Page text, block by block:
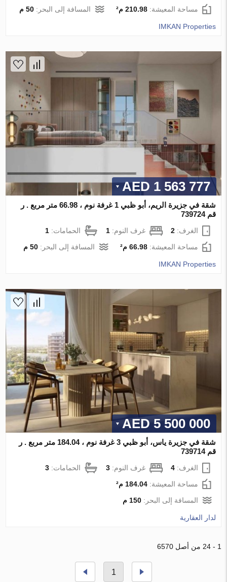
مساحة المعيشة:210.98 م² المسافة إلى البحر:50 م
IMKAN Properties
1 563 777 AED
شقة في جزيرة الريم، أبو ظبي 1 غرفة نوم ، 66.98 متر مربع . ر
قم 739724
الغرف:2 غرف النوم:1 الحمامات:1
مساحة المعيشة:66.98 م² المسافة إلى البحر:50 م
IMKAN Properties
5 500 000 AED
شقة في جزيرة ياس، أبو ظبي 3 غرفة نوم ، 184.04 متر مربع . ر
قم 739714
الغرف:4 غرف النوم:3 الحمامات:3
مساحة المعيشة:184.04 م²
المسافة إلى البحر:150 م
لدار العقارية
1 - 24 من أصل 6570
1